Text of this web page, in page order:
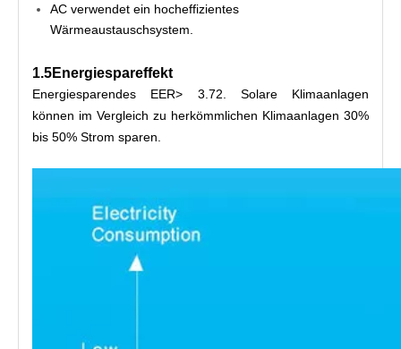
AC verwendet ein hocheffizientes
Wärmeaustauschsystem.
1.5Energiespareffekt
Energiesparendes EER> 3.72. Solare Klimaanlagen
können im Vergleich zu herkömmlichen Klimaanlagen 30%
bis 50% Strom sparen.